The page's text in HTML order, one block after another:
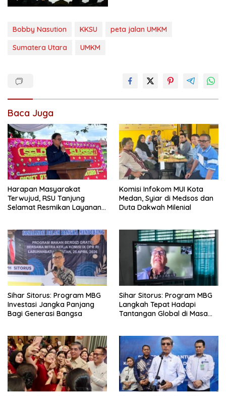
Bobby Nasution KKSU
peta jalan UMKM
Sumatera Utara
UMKM
Baca Juga
Harapan Masyarakat
Terwujud, RSU Tanjung
Selamat Resmikan Layanan
Komisi Infokom MUI Kota
Medan, Syiar di Medsos dan
Duta Dakwah Milenial
Sihar Sitorus: Program MBG
Investasi Jangka Panjang
Bagi Generasi Bangsa
Sihar Sitorus: Program MBG
Langkah Tepat Hadapi
Tantangan Global di Masa